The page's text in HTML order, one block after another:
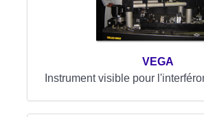
VEGA
Instrument visible pour